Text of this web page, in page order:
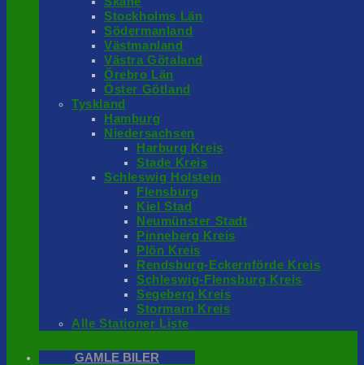
Stockholms Län
Södermanland
Västmanland
Västra Götaland
Örebro Län
Öster Götland
Tyskland
Hamburg
Niedersachsen
Harburg Kreis
Stade Kreis
Schleswig Holstein
Flensburg
Kiel Stad
Neumünster Stadt
Pinneberg Kreis
Plön Kreis
Rendsburg-Eckernförde Kreis
Schleswig-Flensburg Kreis
Segeberg Kreis
Stormarn Kreis
Alle Stationer Liste
GAMLE BILER